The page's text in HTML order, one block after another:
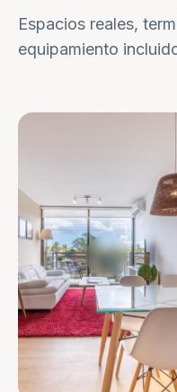
Espacios reales,
equipamiento